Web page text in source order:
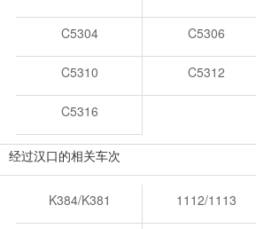
C5304 C5306
C5310 C5312
C5316
经过汉口的相关车次
K384/K381 1112/1113